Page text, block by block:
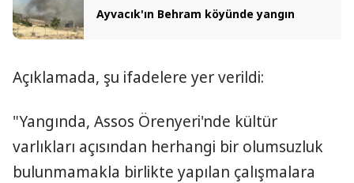
Ayvacık'ın Behram köyünde yangın
Açıklamada, şu ifadelere yer verildi:
"Yangında, Assos Örenyeri'nde kültür
varlıkları açısından herhangi bir olumsuzluk
bulunmamakla birlikte yapılan çalışmalara